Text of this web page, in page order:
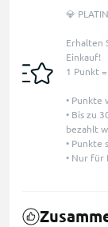
💎
Erhalten
Einkauf!
1 Punkt =
• Punkte
• Bis zu
bezahlt
• Punkte
• Nur für